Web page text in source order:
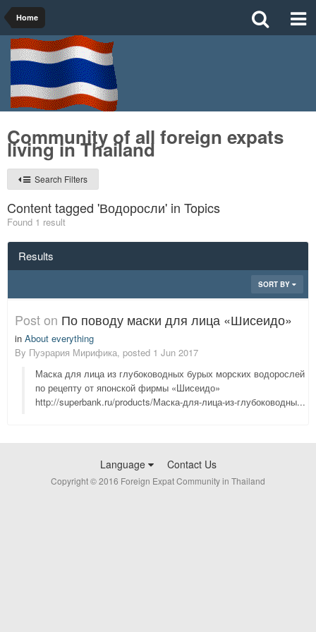
Home
Community of all foreign expats
living in Thailand
Search Filters
Content tagged 'Водоросли' in Topics
Found 1 result
Results
SORT BY
Post on По поводу маски для лица «Шисеидо»
in About everything
By Пуэрария Мирифика, posted 1 Jun 2017
Маска для лица из глубоководных бурых морских водорослей
по рецепту от японской фирмы «Шисеидо»
http://superbank.ru/products/Маска-для-лица-из-глубоководны...
Language Contact Us
Copyright © 2016 Foreign Expat Community in Thailand